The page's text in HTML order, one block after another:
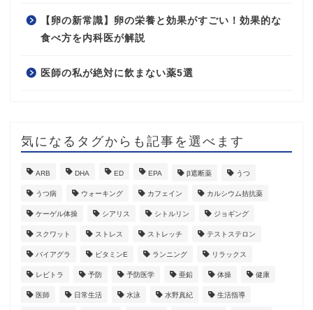
【卵の新常識】卵の栄養と効果がすごい！効果的な
食べ方を内科医が解説
医師の私が絶対に飲まない薬5選
気になるタグからも記事を選べます
ARB DHA ED EPA β遮断薬 うつ
うつ病 ウォーキング カフェイン カルシウム拮抗薬
ケーゲル体操 シアリス シトルリン ジョギング
スクワット ストレス ストレッチ テストステロン
バイアグラ ビタミンE ランニング リラックス
レビトラ 予防 予防医学 亜鉛 体操 健康
医師 日常生活 水泳 水野真紀 生活指導